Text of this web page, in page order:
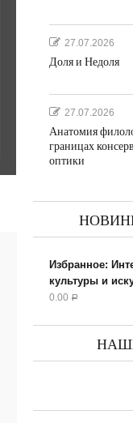
27.07.2026
Доля и Недоля
27.07.2026
Анатомия
границах
оптики
Избранное:
культуры и
0.00 Р